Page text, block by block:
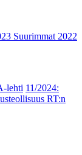
Suurimmat 2022
lehti 11/2024:
RT:n